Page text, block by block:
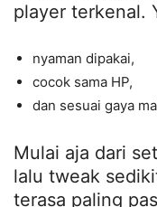
player terkenal.
nyaman dipakai,
cocok sama HP,
dan sesuai gaya
Mulai aja dari
lalu tweak
terasa paling